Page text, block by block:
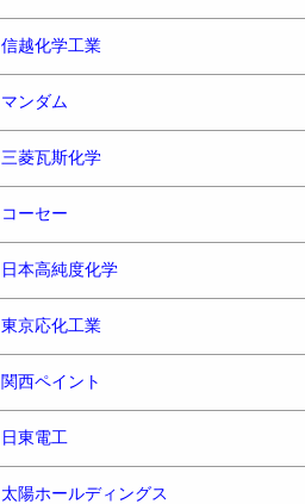
信越化学工業
マンダム
三菱瓦斯化学
コーセー
日本高純度化学
東京応化工業
関西ペイント
日東電工
太陽ホールディングス